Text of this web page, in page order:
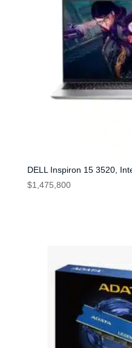
DELL Inspiron 15 3520,
$1,475,800